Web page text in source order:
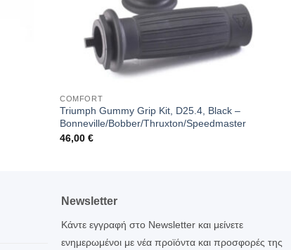
COMFORT
Triumph Gummy Grip Kit, D25.4, Black –
Bonneville/Bobber/Thruxton/Speedmaster
46,00€
Newsletter
Κάντε εγγραφή στο Newsletter και μείνετε
ενημερωμένοι με νέα προϊόντα και προσφορές της